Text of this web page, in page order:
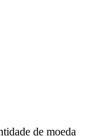
de moeda